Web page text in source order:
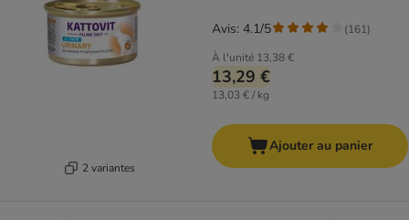
2 variantes
À l'unité 13,38 €
13,29 €
13,03 € / kg
Avis: 4.1/5 (161)
Ajouter au panier